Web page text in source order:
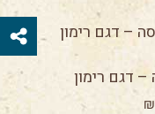
דגם רימון
₪